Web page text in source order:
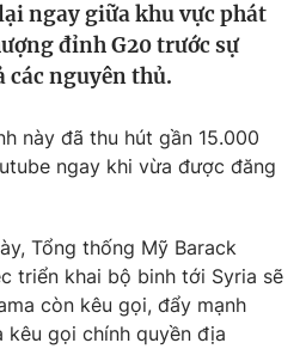
ngay giữa khu vực phát
đỉnh G20 trước sự
các nguyên thủ.
này đã thu hút gần 15.000
ngay khi vừa được đăng
Tổng thống Mỹ Barack
triển khai bộ binh tới Syria sẽ
còn kêu gọi, đẩy mạnh
kêu gọi chính quyền địa